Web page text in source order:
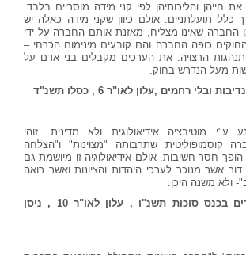
חייהן והליכותיהן לפי קני מידה מוסריים בלבד.
כלל תועלתניים. אולם כיוון שקני מידה כאלה יש
שאינו מצליח, מאזנת אותם החברה על ידי
כופה החברה והם קובעים מינימום הכרחי –
הרצויה. את הערכים מקבלים בני אדם על
מעל הנדרש בחוק.
ובלי רחמים ,עלון לאו"ר 6 , כסלו תשנ"ד
ע"י מוטיבציה אידיאולוגית ולא מדינית. זוהי
קוסמופוליטית שתרבותה "מצוינות" ו"הצלחה
חסר חשיבות. אולם אידיאולוגיה זו מיושמת גם
דור אשר מנוכר לערכי היהדות והציונות ואשר רואה
ולא משנה היכן.
יעקב חסדאי, דברים בכנס סוכות תשנ"ו , עלון לאו"ר 10 , ניסן